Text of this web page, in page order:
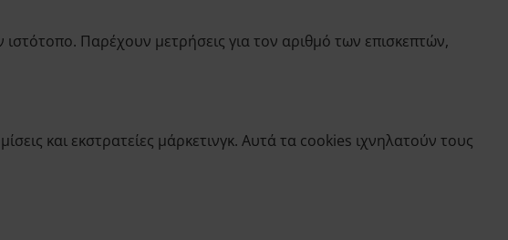
Παρέχουν μετρήσεις για τον αριθμό των επισκεπτών,
και εκστρατείες μάρκετινγκ. Αυτά τα cookies ιχνηλατούν τους